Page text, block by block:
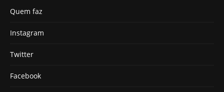
Quem faz
Instagram
Twitter
Facebook